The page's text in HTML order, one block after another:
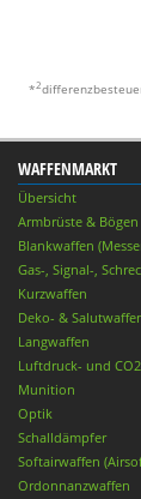
*2
WAFFENMARKT
Übersicht
Armbrüste & Bögen
Blankwaffen
Gas-, Signal-,
Kurzwaffen
Deko- &
Langwaffen
Luftdruck- und
Munition
Optik
Schalldämpfer
Softairwaffen
Ordonnanzwaffen